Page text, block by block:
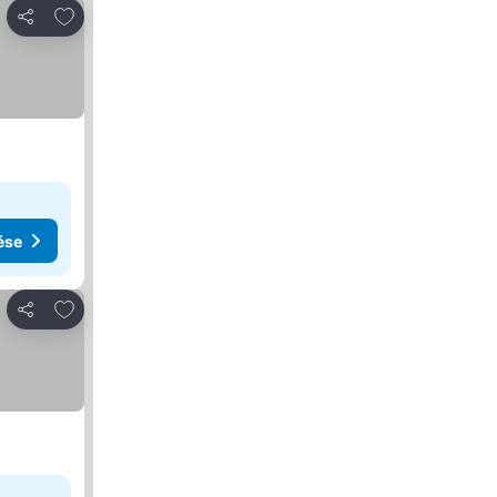
Megosztás
Hozzáadás a kedvencekhez
Megosztás
Hozzáadás a kedvencekhez